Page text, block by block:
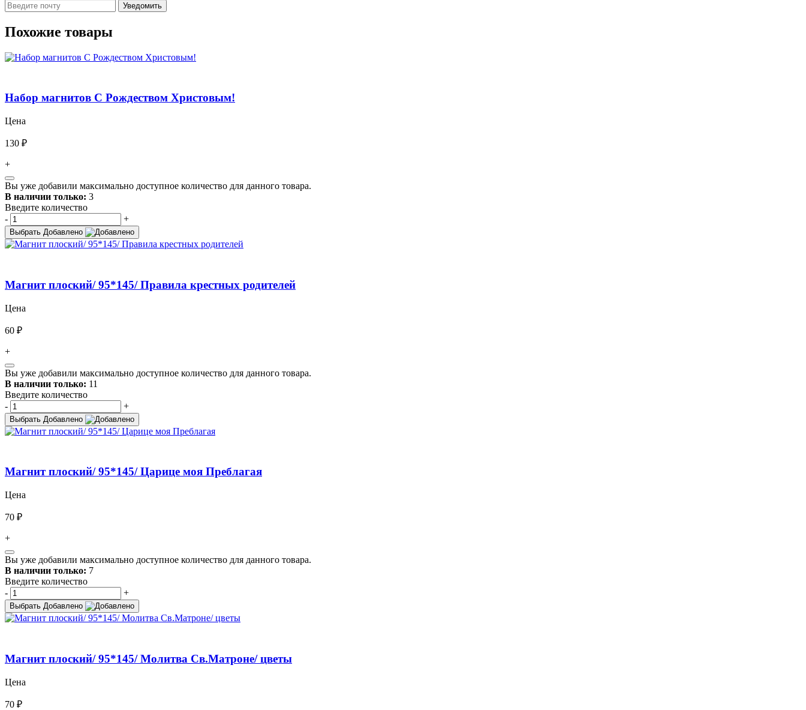
Уведомить
Похожие товары
Набор магнитов С Рождеством Христовым!
Цена
130 ₽
+
Вы уже добавили максимально доступное количество для данного товара.
В наличии только: 3
Введите количество
-
+
Выбрать Добавлено
Магнит плоский/ 95*145/ Правила крестных родителей
Цена
60 ₽
+
Вы уже добавили максимально доступное количество для данного товара.
В наличии только: 11
Введите количество
-
+
Выбрать Добавлено
Магнит плоский/ 95*145/ Царице моя Преблагая
Цена
70 ₽
+
Вы уже добавили максимально доступное количество для данного товара.
В наличии только: 7
Введите количество
-
+
Выбрать Добавлено
Магнит плоский/ 95*145/ Молитва Св.Матроне/ цветы
Цена
70 ₽